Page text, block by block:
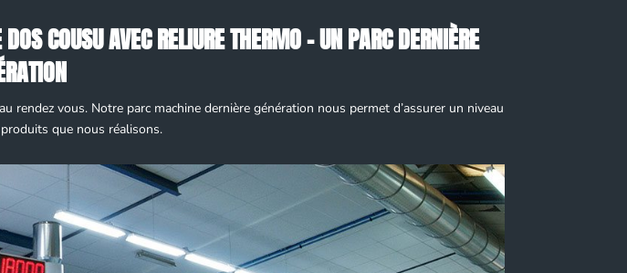
COUSU AVEC RELIURE THERMO – UN PARC DERNIÈRE
vous. Notre parc machine dernière génération nous permet d’assurer un niveau
que nous réalisons.